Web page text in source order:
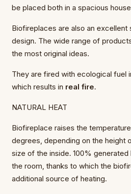
be placed both in a spacious
Biofireplaces are also an excellent
design. The wide range of
the most original ideas.
They are fired with ecological fuel
which results in real fire.
NATURAL HEAT
Biofireplace raises the
degrees, depending on the height
size of the inside. 100%
the room, thanks to which the
additional source of heating.